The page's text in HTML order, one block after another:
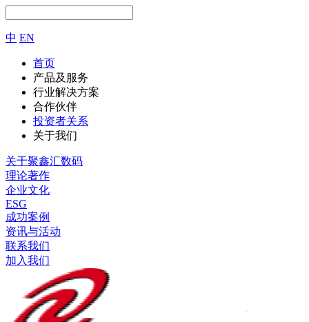
中 EN
首页
产品及服务
行业解决方案
合作伙伴
投资者关系
关于我们
关于聚鑫汇数码
理论著作
企业文化
ESG
成功案例
资讯与活动
联系我们
加入我们